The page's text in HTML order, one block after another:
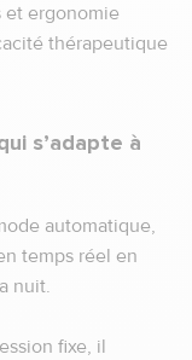
ergonomie
thérapeutique
s’adapte à
automatique,
temps réel en
nuit.
fixe, il